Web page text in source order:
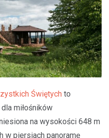
Świętych to
miłośników
na wysokości 648 m
w piersiach panoramę